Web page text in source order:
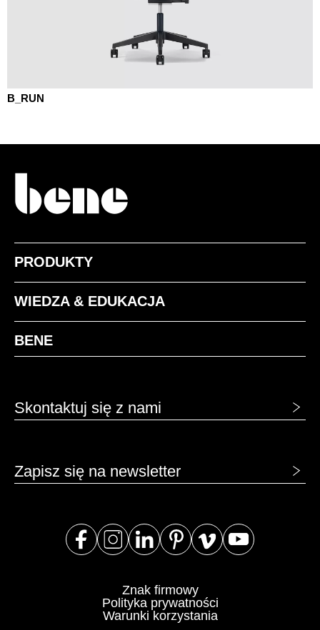
B_RUN
PRODUKTY
WIEDZA & EDUKACJA
BENE
Skontaktuj się z nami
Zapisz się na newsletter
Znak firmowy
Polityka prywatności
Warunki korzystania